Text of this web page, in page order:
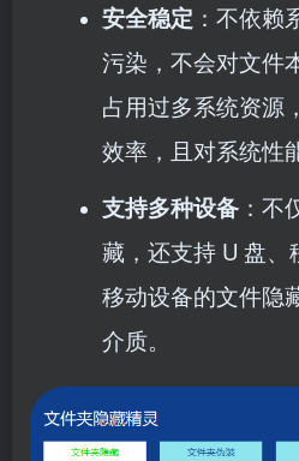
安全稳定 ：不依赖
污染，不会对文件
占用过多系统资源
效率，且对系统性
支持多种设备 ：不
藏，还支持 U 盘
移动设备的文件隐
介质。